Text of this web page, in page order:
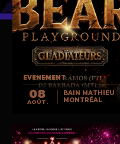
EVENEMENT
08
AOÛT.
BAIN MATHIEU
MONTRÉAL